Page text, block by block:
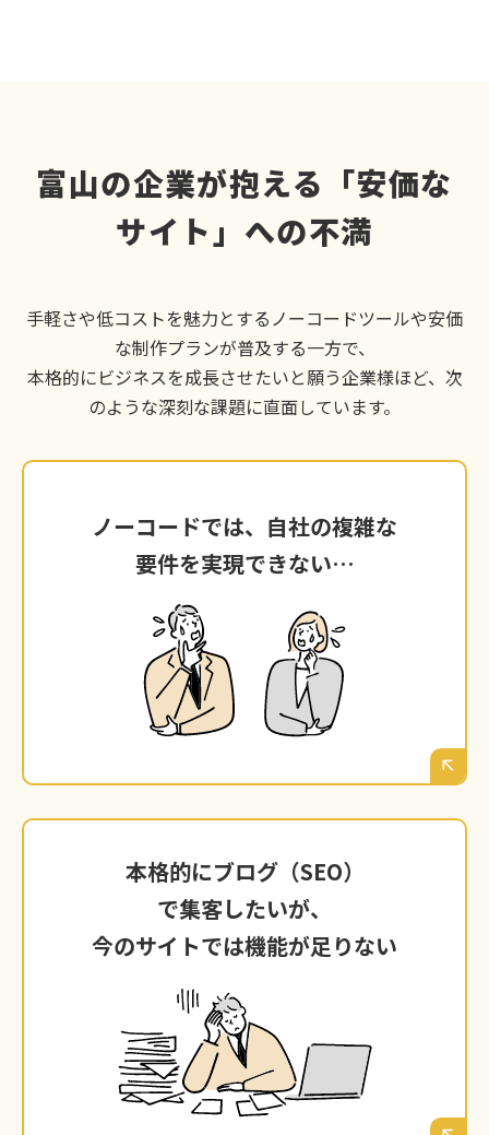
富山の企業が抱える「安価な
サイト」への不満
手軽さや低コストを魅力とするノーコードツールや安価
な制作プランが普及する一方で、
本格的にビジネスを成長させたいと願う企業様ほど、次
のような深刻な課題に直面しています。
ノーコードでは、自社の複雑な
要件を実現できない…
ノーコードでは、自社の複雑な
要件を実現できない…
富山の競合と差別化するため、独自の機能や複
雑な検索システムを導入したいが、ツールの仕
様（ノーコードなど）が壁となり、実現できな
本格的にブログ（SEO）
で集客したいが、
今のサイトでは機能が足りない
本格的にブログ（SEO）で集客したいが、
今のサイトでは機能が足りない
ブログ機能が簡易的すぎて、SEO対策に必要な
詳細な設定ができない。富山の見込み客に役立
つ情報を発信し、集客の「柱」に育てたくて
も、その土台がない。